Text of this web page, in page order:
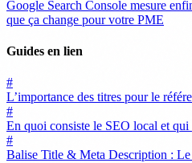
Google Search Console mesure
que ça change pour votre PME
Guides en lien
#
L’importance des titres pour le
#
En quoi consiste le SEO local et qui
#
Balise Title & Meta Description :